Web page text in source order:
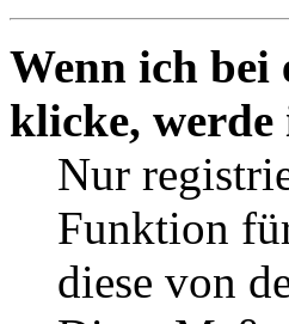
Wenn ich
klicke,
Nur
Funktion
diese von